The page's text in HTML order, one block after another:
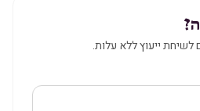
לשיחת ייעוץ ללא עלות.